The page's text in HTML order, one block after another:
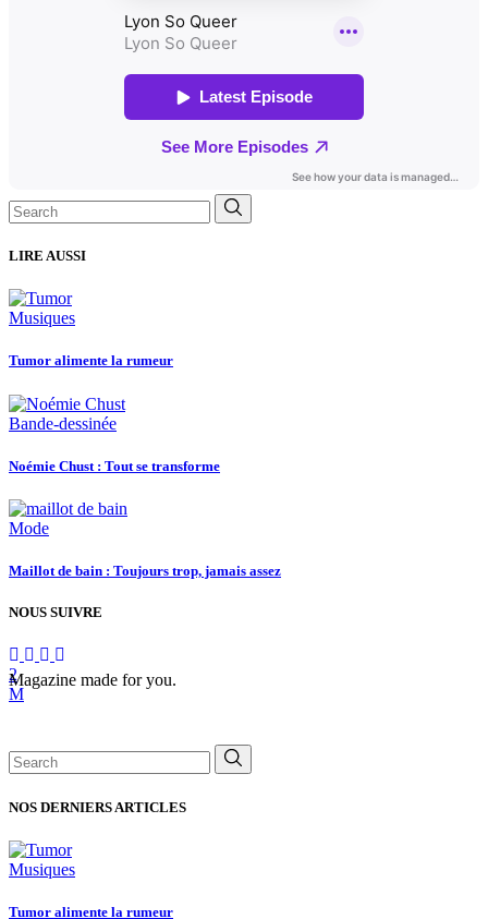
Search
for:
LIRE AUSSI
Musiques
Tumor alimente la rumeur
Bande-dessinée
Noémie Chust : Tout se transforme
Mode
Maillot de bain : Toujours trop, jamais assez
NOUS SUIVRE
Magazine made for you.
Search
for:
NOS DERNIERS ARTICLES
Musiques
Tumor alimente la rumeur